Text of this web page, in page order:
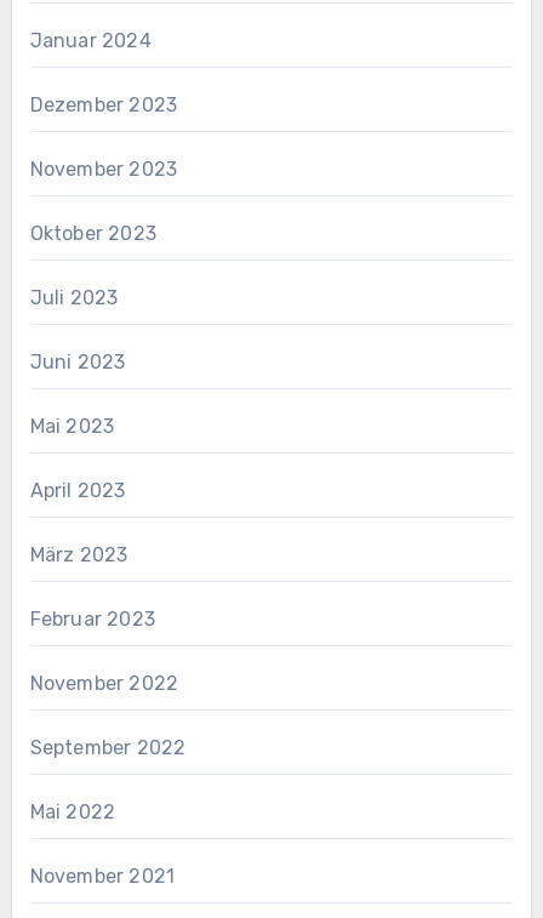
Januar 2024
Dezember 2023
November 2023
Oktober 2023
Juli 2023
Juni 2023
Mai 2023
April 2023
März 2023
Februar 2023
November 2022
September 2022
Mai 2022
November 2021